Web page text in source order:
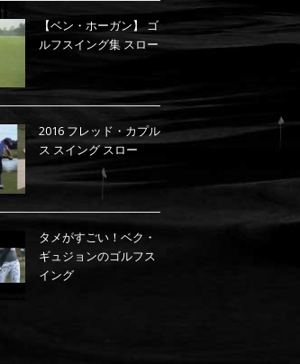
【ベン・ホーガン】 ゴ
ルフスイング集 スロー
2016 フレッド・カプル
ス スイング スロー
タメがすごい！ベク・
ギュジョンのゴルフス
イング